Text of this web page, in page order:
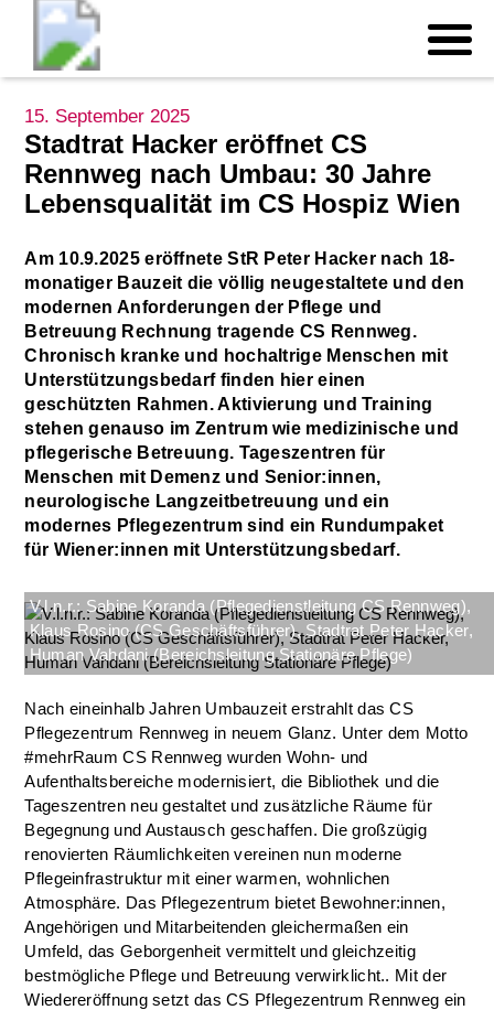
15. September 2025
Stadtrat Hacker eröffnet CS
Rennweg nach Umbau: 30 Jahre
Lebensqualität im CS Hospiz Wien
Am 10.9.2025 eröffnete StR Peter Hacker nach 18-
monatiger Bauzeit die völlig neugestaltete und den
modernen Anforderungen der Pflege und
Betreuung Rechnung tragende CS Rennweg.
Chronisch kranke und hochaltrige Menschen mit
Unterstützungsbedarf finden hier einen
geschützten Rahmen. Aktivierung und Training
stehen genauso im Zentrum wie medizinische und
pflegerische Betreuung. Tageszentren für
Menschen mit Demenz und Senior:innen,
neurologische Langzeitbetreuung und ein
modernes Pflegezentrum sind ein Rundumpaket
für Wiener:innen mit Unterstützungsbedarf.
V.l.n.r.: Sabine Koranda (Pflegedienstleitung CS Rennweg),
Klaus Rosino (CS Geschäftsführer), Stadtrat Peter Hacker,
Human Vahdani (Bereichsleitung Stationäre Pflege)
Nach eineinhalb Jahren Umbauzeit erstrahlt das CS
Pflegezentrum Rennweg in neuem Glanz. Unter dem Motto
#mehrRaum CS Rennweg wurden Wohn- und
Aufenthaltsbereiche modernisiert, die Bibliothek und die
Tageszentren neu gestaltet und zusätzliche Räume für
Begegnung und Austausch geschaffen. Die großzügig
renovierten Räumlichkeiten vereinen nun moderne
Pflegeinfrastruktur mit einer warmen, wohnlichen
Atmosphäre. Das Pflegezentrum bietet Bewohner:innen,
Angehörigen und Mitarbeitenden gleichermaßen ein
Umfeld, das Geborgenheit vermittelt und gleichzeitig
bestmögliche Pflege und Betreuung verwirklicht.. Mit der
Wiedereröffnung setzt das CS Pflegezentrum Rennweg ein